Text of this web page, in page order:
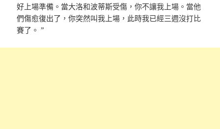
好上場準備。當大洛和波蒂斯受傷，你不讓我上場。當他
們傷愈復出了，你突然叫我上場，此時我已經三週沒打比
賽了。 ”